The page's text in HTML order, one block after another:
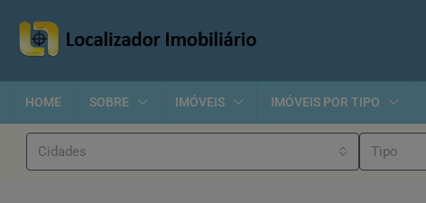
HOME SOBRE IMÓVEIS IMÓVEIS POR TIPO
Cidades Tipo